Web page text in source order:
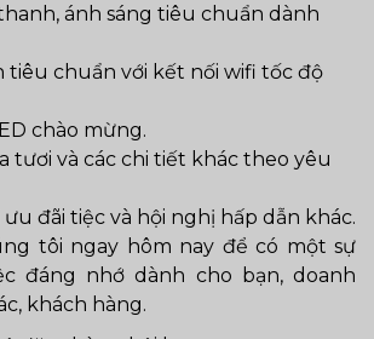
ánh sáng tiêu chuẩn dành
tiêu chuẩn với kết nối wifi tốc độ
chào mừng.
tươi và các chi tiết khác theo yêu
đãi tiệc và hội nghị hấp dẫn khác.
tôi ngay hôm nay để có một sự
đáng nhớ dành cho bạn, doanh
khách hàng.